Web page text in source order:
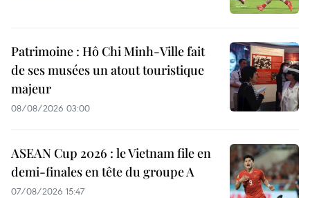
Patrimoine : Hô Chi Minh-Ville fait
de ses musées un atout touristique
majeur
08/08/2026 03:00
ASEAN Cup 2026 : le Vietnam file en
demi-finales en tête du groupe A
07/08/2026 15:47